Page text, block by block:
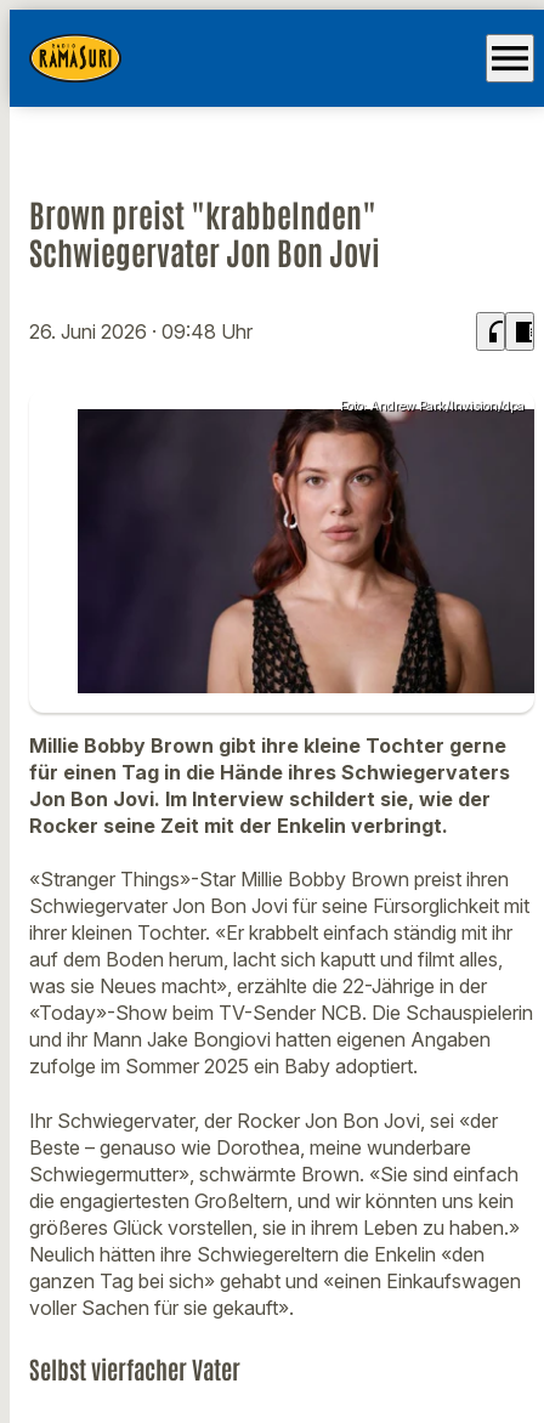
menu
Brown preist "krabbelnden"
Schwiegervater Jon Bon Jovi
26. Juni 2026 · 09:48 Uhr headphones chrome_reader_mode
Foto: Andrew Park/Invision/dpa
Millie Bobby Brown gibt ihre kleine Tochter gerne
für einen Tag in die Hände ihres Schwiegervaters
Jon Bon Jovi. Im Interview schildert sie, wie der
Rocker seine Zeit mit der Enkelin verbringt.
«Stranger Things»-Star Millie Bobby Brown preist ihren
Schwiegervater Jon Bon Jovi für seine Fürsorglichkeit mit
ihrer kleinen Tochter. «Er krabbelt einfach ständig mit ihr
auf dem Boden herum, lacht sich kaputt und filmt alles,
was sie Neues macht», erzählte die 22-Jährige in der
«Today»-Show beim TV-Sender NCB. Die Schauspielerin
und ihr Mann Jake Bongiovi hatten eigenen Angaben
zufolge im Sommer 2025 ein Baby adoptiert.
Ihr Schwiegervater, der Rocker Jon Bon Jovi, sei «der
Beste – genauso wie Dorothea, meine wunderbare
Schwiegermutter», schwärmte Brown. «Sie sind einfach
die engagiertesten Großeltern, und wir könnten uns kein
größeres Glück vorstellen, sie in ihrem Leben zu haben.»
Neulich hätten ihre Schwiegereltern die Enkelin «den
ganzen Tag bei sich» gehabt und «einen Einkaufswagen
voller Sachen für sie gekauft».
Selbst vierfacher Vater